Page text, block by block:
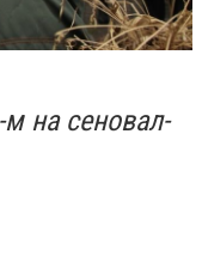
на сеновал-